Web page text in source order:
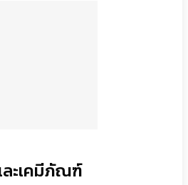
ะเคมีภัณฑ์